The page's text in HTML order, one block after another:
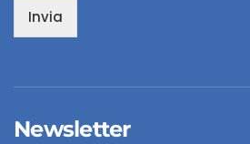
Invia
Newsletter